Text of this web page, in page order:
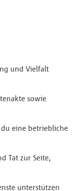
und Vielfalt
sowie
eine betriebliche
Tat zur Seite,
unterstützen